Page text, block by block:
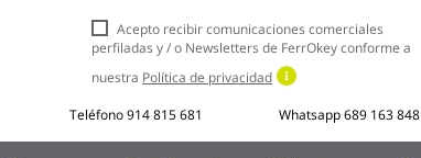
boletín
noticias:
Acepto recibir comunicaciones comerciales
perfiladas y / o Newsletters de FerrOkey conforme a
nuestra Política de privacidad
Teléfono914 815 681 Whatsapp689 163 848